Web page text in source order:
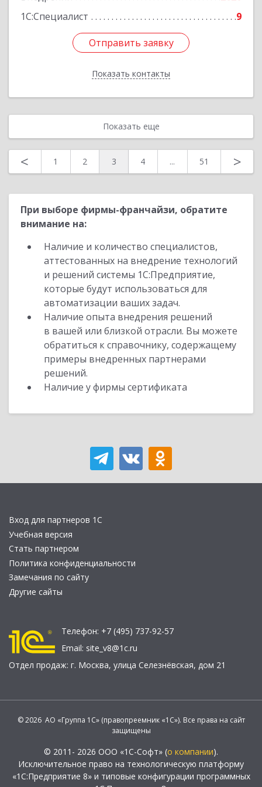
1С:Специалист
9
Отправить заявку
Показать контакты
Отправить заявку
Назад
Показать еще
< 1 2 3 4 ... 51 >
При выборе фирмы-франчайзи, обратите
внимание на:
Наличие и количество специалистов,
аттестованных на внедрение технологий
и решений системы 1С:Предприятие,
которые будут использоваться для
автоматизации ваших задач.
Наличие опыта внедрения решений
в вашей или близкой отрасли. Вы можете
обратиться к справочнику, содержащему
примеры внедренных партнерами
решений.
Наличие у фирмы сертификата
Вход для партнеров 1С
Учебная версия
Стать партнером
Политика конфиденциальности
Замечания по сайту
Другие сайты
Телефон: +7 (495) 737-92-57
Email: site_v8@1c.ru
Отдел продаж: г. Москва, улица Селезнёвская, дом 21
© 2026 АО «Группа 1С» (правопреемник «1С»). Все права на сайт
защищены
© 2011- 2026 ООО «1С-Софт» (о компании).
Исключительное право на технологическую платформу
«1С:Предприятие 8» и типовые конфигурации программных